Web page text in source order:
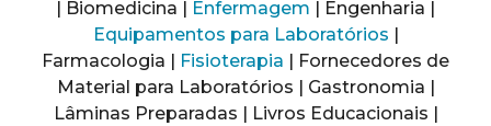
| Biomedicina |
Enfermagem | Engenharia |
Equipamentos para Laboratórios
Farmacologia |
Fisioterapia | Fornecedores de
Material para Laboratórios | Gastronomia |
Lâminas Preparadas | Livros Educacionais |